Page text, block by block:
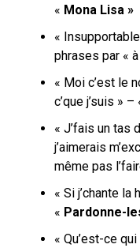
« Mona Lisa »
«
phrases par «
« Moi c’est le
c’que j’suis » –
« J’fais un tas
j’aimerais
même pas
« Si j’chante
« Pardonne-
« Qu’est-ce